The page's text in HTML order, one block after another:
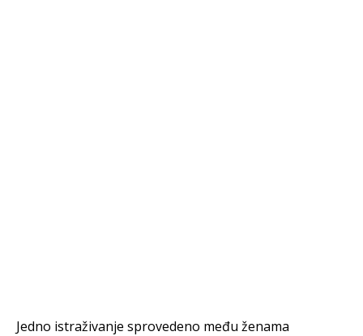
Jedno istraživanje sprovedeno među ženama